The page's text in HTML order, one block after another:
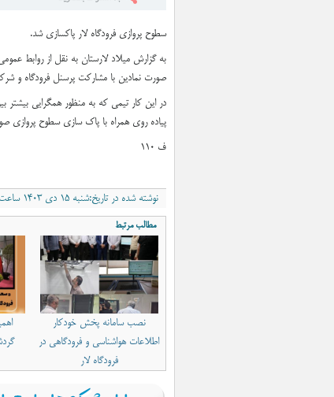
«آموزش کاردستی
سطوح پروازی فرودگاه لار پاکسازی شد.
صورت نمادین با مشارکت پرسنل فرودگاه و
در این کار تیمی که به منظور همگرایی بیشتر
پیاده روی همراه با پاک سازی سطوح پروازی
ف ۱۱۰
نوشته شده در تاریخ:شنبه ۱۵ دی ۱۴۰۳ ساعت ۲:۴۶ب٫ظ
مطالب مرتبط
نصب سامانه پخش خودکار
اطلاعات هواشناسی و فرودگاهی در
فرودگاه لار